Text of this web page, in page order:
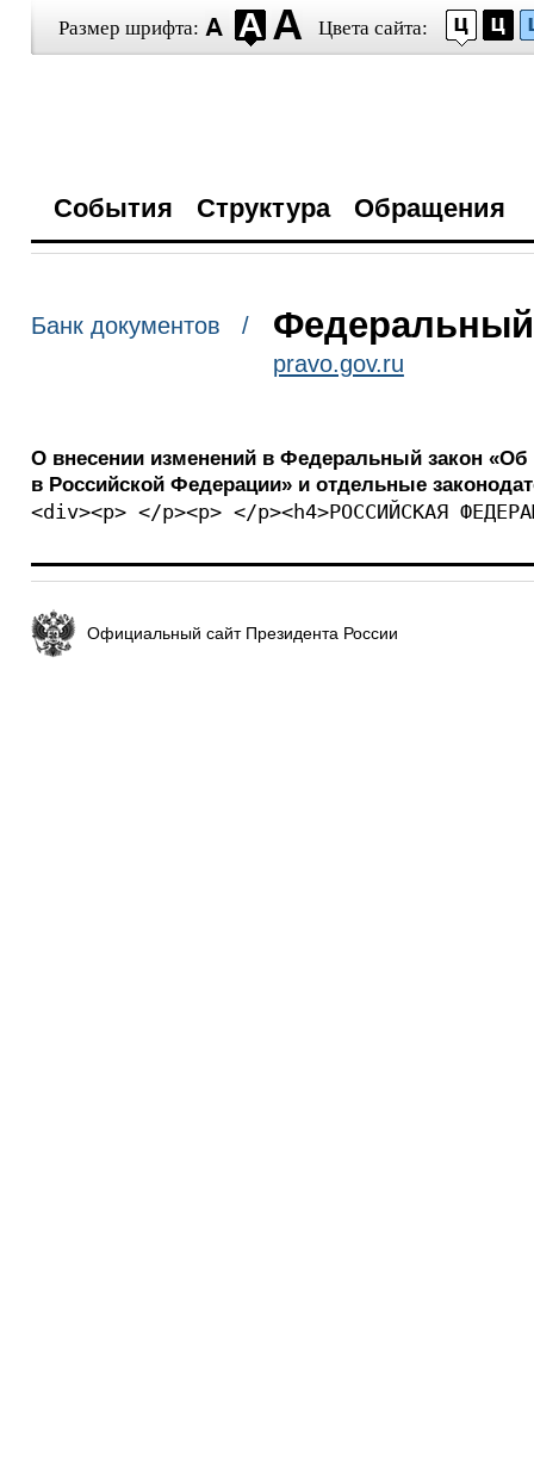
Размер шрифта: Цвета сайта:
События Структура Обращения
Банк документов / Федеральный
pravo.gov.ru
О внесении изменений в Федеральный закон
в Российской Федерации» и отдельные
<div><p> </p><p> </
Официальный сайт Президента России